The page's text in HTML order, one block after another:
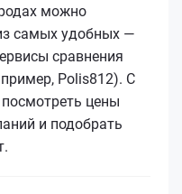
можно
самых удобных —
сравнения
Polis812). С
цены
и подобрать